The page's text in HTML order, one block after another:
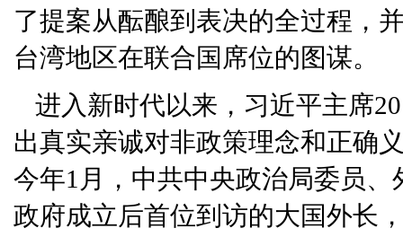
了提案从酝酿到表决的全过程，
台湾地区在联合国席位的图谋。
进入新时代以来，习近平主席
出真实亲诚对非政策理念和正确
今年1月，中共中央政治局委员
政府成立后首位到访的大国外长